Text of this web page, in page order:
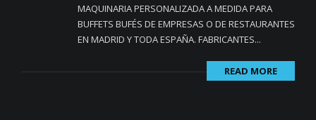
MAQUINARIA PERSONALIZADA A MEDIDA PARA
BUFFETS BUFÉS DE EMPRESAS O DE RESTAURANTES
EN MADRID Y TODA ESPAÑA. FABRICANTES...
READ MORE